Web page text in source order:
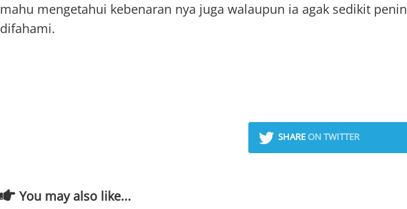
mahu mengetahui kebenaran nya juga walaupun ia agak sedikit
difahami.
SHAREON TWITTER
You may also like...